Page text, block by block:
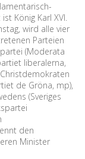
König Karl XVI.
wird alle vier
Parteien
(Moderata
liberalerna,
de Gröna, mp),
(Sveriges
den
Minister